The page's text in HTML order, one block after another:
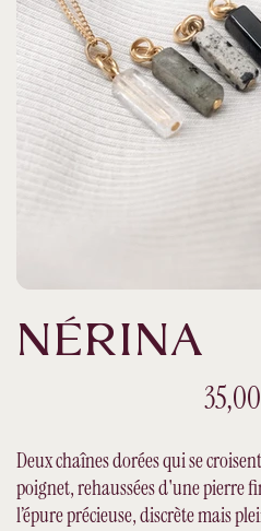
NÉRINA
Prix
Deux chaînes dorées qui se
poignet, rehaussées d'une pierre
l’épure précieuse, discrète mais